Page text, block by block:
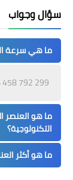
سؤال وجواب
ما هي سرعة
299 792 458 مثر في الثانية الواحدة
ما هو العنصر
التكنولوجية؟
ما هو أكثر